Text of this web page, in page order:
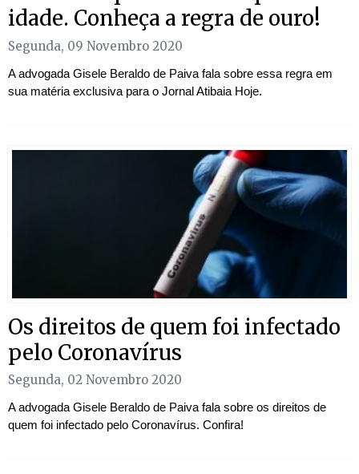
idade. Conheça a regra de ouro!
Segunda, 09 Novembro 2020
A advogada Gisele Beraldo de Paiva fala sobre essa regra em
sua matéria exclusiva para o Jornal Atibaia Hoje.
Os direitos de quem foi infectado
pelo Coronavírus
Segunda, 02 Novembro 2020
A advogada Gisele Beraldo de Paiva fala sobre os direitos de
quem foi infectado pelo Coronavírus. Confira!